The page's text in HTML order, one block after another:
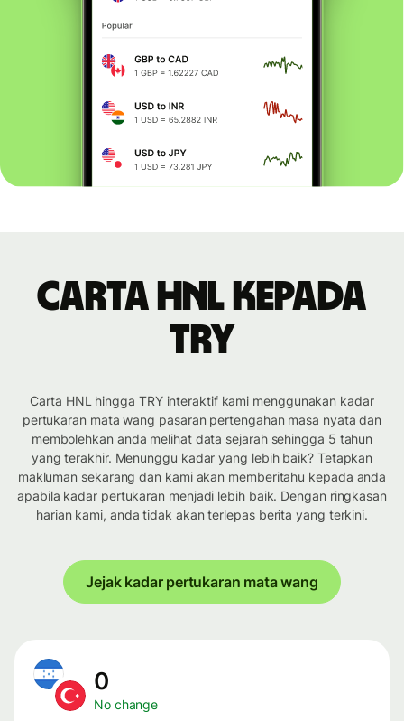
Carta HNL kepada
TRY
Carta HNL hingga TRY interaktif kami menggunakan kadar
pertukaran mata wang pasaran pertengahan masa nyata dan
membolehkan anda melihat data sejarah sehingga 5 tahun
yang terakhir. Menunggu kadar yang lebih baik? Tetapkan
makluman sekarang dan kami akan memberitahu kepada anda
apabila kadar pertukaran menjadi lebih baik. Dengan ringkasan
harian kami, anda tidak akan terlepas berita yang terkini.
Jejak kadar pertukaran mata wang
0
No change